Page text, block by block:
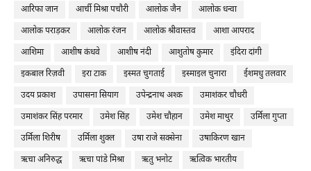
आरिफा जान
आर्ची मिश्रा पचौरी आलोक जैन
आलोक धन्वा
आलोक पराड़कर
आलोक रंजन आलोक श्रीवास्तव
आशा आपराद
आशिमा
आशीष कंधवे आशीष नंदी आशुतोष कुमार
इंदिरा दांगी
इकबाल रिज़वी
इरा टाक इस्मत चुगताई इस्माइल चुनारा
ईशमधु तलवार
उदय प्रकाश
उपासना सियाग उपेन्द्रनाथ अश्क
उमाशंकर चौधरी
उमाशंकर सिंह परमार
उमेश सिंह उमेश चौहान उमेश माथुर
उर्मिला गुप्ता
उर्मिला शिरीष
उर्मिला शुक्ल उषा राजे सक्सेना
उषाकिरण खान
ऋचा अनिरुद्ध
ऋचा पांडे मिश्रा ऋतु भनोट
ऋत्विक भारतीय